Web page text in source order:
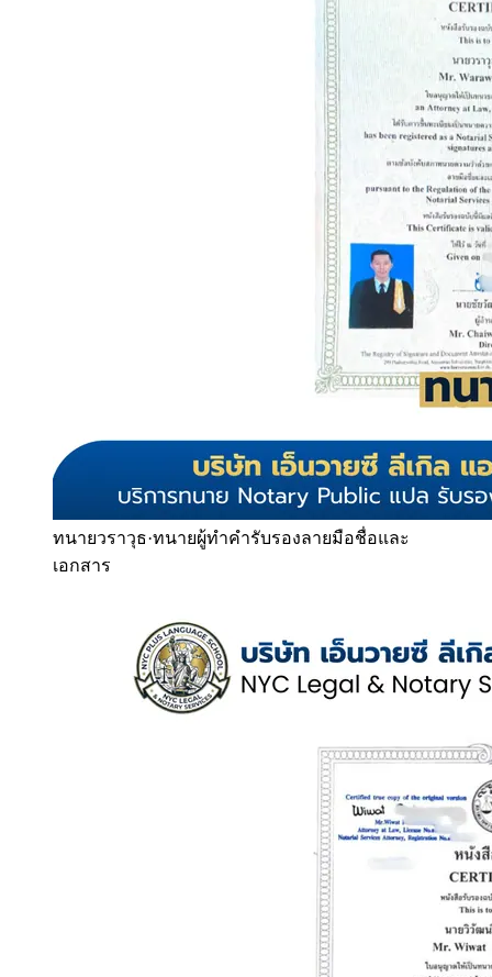
ทนายวราวุธ·ทนายผู้ทำคำรับรองลายมือชื่อและ
เอกสาร